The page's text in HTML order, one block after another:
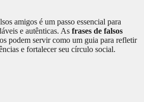
amigos é um passo essencial para
e autênticas. As frases de falsos
podem servir como um guia para refletir
e fortalecer seu círculo social.